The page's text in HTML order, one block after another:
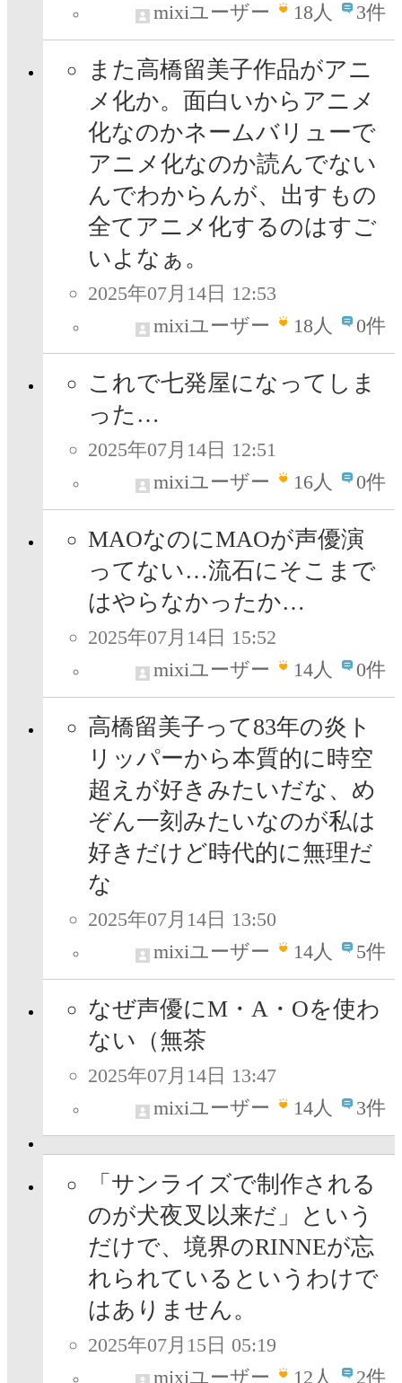
mixiユーザー
18人 3件
また高橋留美子作品がアニ
メ化か。面白いからアニメ
化なのかネームバリューで
アニメ化なのか読んでない
んでわからんが、出すもの
全てアニメ化するのはすご
いよなぁ。
2025年07月14日 12:53
mixiユーザー
18人 0件
これで七発屋になってしま
った…
2025年07月14日 12:51
mixiユーザー
16人 0件
MAOなのにMAOが声優演
ってない…流石にそこまで
はやらなかったか…
2025年07月14日 15:52
mixiユーザー
14人 0件
高橋留美子って83年の炎ト
リッパーから本質的に時空
超えが好きみたいだな、め
ぞん一刻みたいなのが私は
好きだけど時代的に無理だ
な
2025年07月14日 13:50
mixiユーザー
14人 5件
なぜ声優にM・A・Oを使わ
ない（無茶
2025年07月14日 13:47
mixiユーザー
14人 3件
「サンライズで制作される
のが犬夜叉以来だ」という
だけで、境界のRINNEが忘
れられているというわけで
はありません。
2025年07月15日 05:19
mixiユーザー
12 人 2件